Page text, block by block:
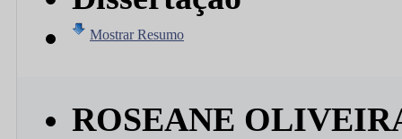
Mostrar Resumo
ROSEANE